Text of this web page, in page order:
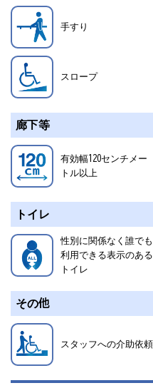
手すり
スロープ
廊下等
有効幅120センチメー
トル以上
トイレ
性別に関係なく誰でも
利用できる表示のある
トイレ
その他
スタッフへの介助依頼